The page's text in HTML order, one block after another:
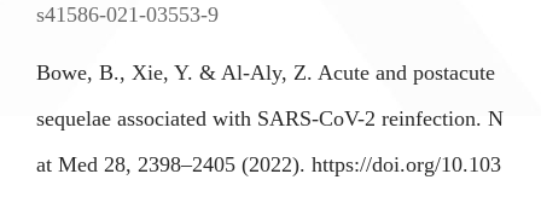
s41586-021-03553-9
Bowe, B., Xie, Y. & Al-Aly, Z. Acute and postacute
sequelae associated with SARS-CoV-2 reinfection. N
at Med 28, 2398–2405 (2022). https://doi.org/10.103